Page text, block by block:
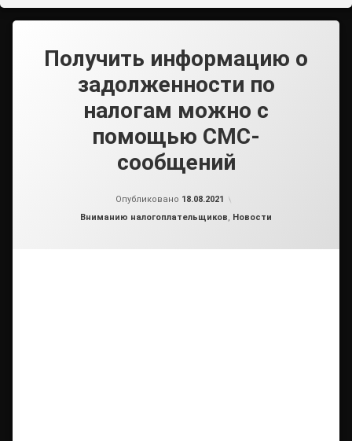
Получить информацию о
задолженности по
налогам можно с
помощью СМС-
сообщений
Опубликовано 18.08.2021
Рубрики:
Вниманию налогоплательщиков, Новости